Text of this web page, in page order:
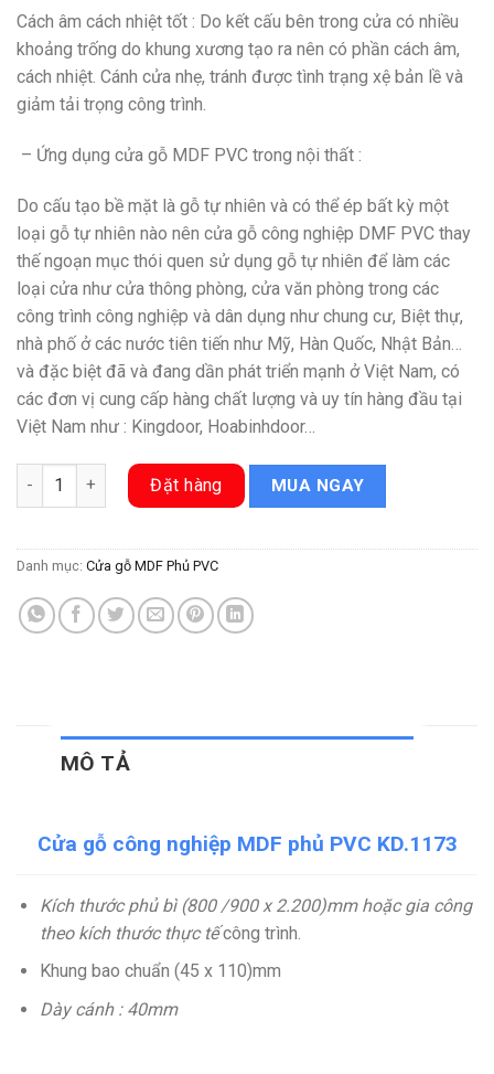
Cách âm cách nhiệt tốt : Do kết cấu bên trong cửa có nhiều
khoảng trống do khung xương tạo ra nên có phần cách âm,
cách nhiệt. Cánh cửa nhẹ, tránh được tình trạng xệ bản lề và
giảm tải trọng công trình.
– Ứng dụng cửa gỗ MDF PVC trong nội thất :
Do cấu tạo bề mặt là gỗ tự nhiên và có thể ép bất kỳ một
loại gỗ tự nhiên nào nên cửa gỗ công nghiệp DMF PVC thay
thế ngoạn mục thói quen sử dụng gỗ tự nhiên để làm các
loại cửa như cửa thông phòng, cửa văn phòng trong các
công trình công nghiệp và dân dụng như chung cư, Biệt thự,
nhà phố ở các nước tiên tiến như Mỹ, Hàn Quốc, Nhật Bản…
và đặc biệt đã và đang dần phát triển mạnh ở Việt Nam, có
các đơn vị cung cấp hàng chất lượng và uy tín hàng đầu tại
Việt Nam như : Kingdoor, Hoabinhdoor…
Cửa gỗ công nghiệp MDF phủ PVC KD.1173 số lượng
Đặt hàng MUA NGAY
Danh mục: Cửa gỗ MDF Phủ PVC
MÔ TẢ
Cửa gỗ công nghiệp MDF phủ PVC KD.1173
Kích thước phủ bì (800 /900 x 2.200)mm hoặc gia công
theo kích thước thực tếcông trình.
Khung bao chuẩn (45 x 110)mm
Dày cánh : 40mm